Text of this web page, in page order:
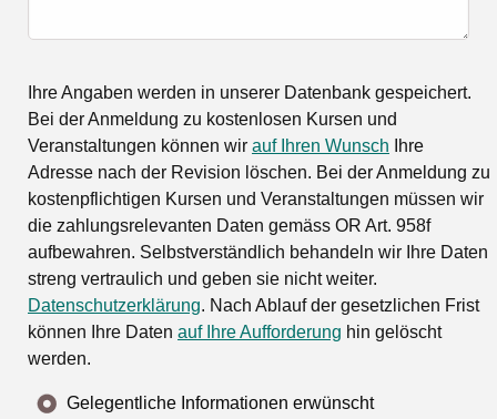
Ihre Angaben werden in unserer Datenbank gespeichert.
Bei der Anmeldung zu kostenlosen Kursen und
Veranstaltungen können wir auf Ihren Wunsch Ihre
Adresse nach der Revision löschen. Bei der Anmeldung zu
kostenpflichtigen Kursen und Veranstaltungen müssen wir
die zahlungsrelevanten Daten gemäss OR Art. 958f
aufbewahren. Selbstverständlich behandeln wir Ihre Daten
streng vertraulich und geben sie nicht weiter.
Datenschutzerklärung. Nach Ablauf der gesetzlichen Frist
können Ihre Daten auf Ihre Aufforderung hin gelöscht
werden.
Gelegentliche Informationen erwünscht